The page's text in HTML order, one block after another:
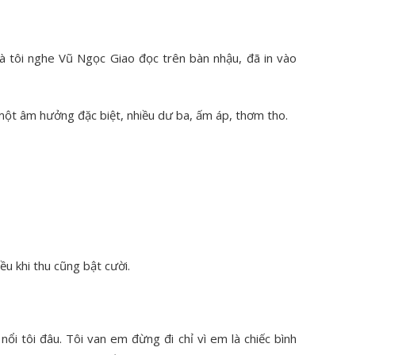
tôi nghe Vũ Ngọc Giao đọc trên bàn nhậu, đã in vào
âm hưởng đặc biệt, nhiều dư ba, ấm áp, thơm tho.
khi thu cũng bật cười.
tôi đâu. Tôi van em đừng đi chỉ vì em là chiếc bình